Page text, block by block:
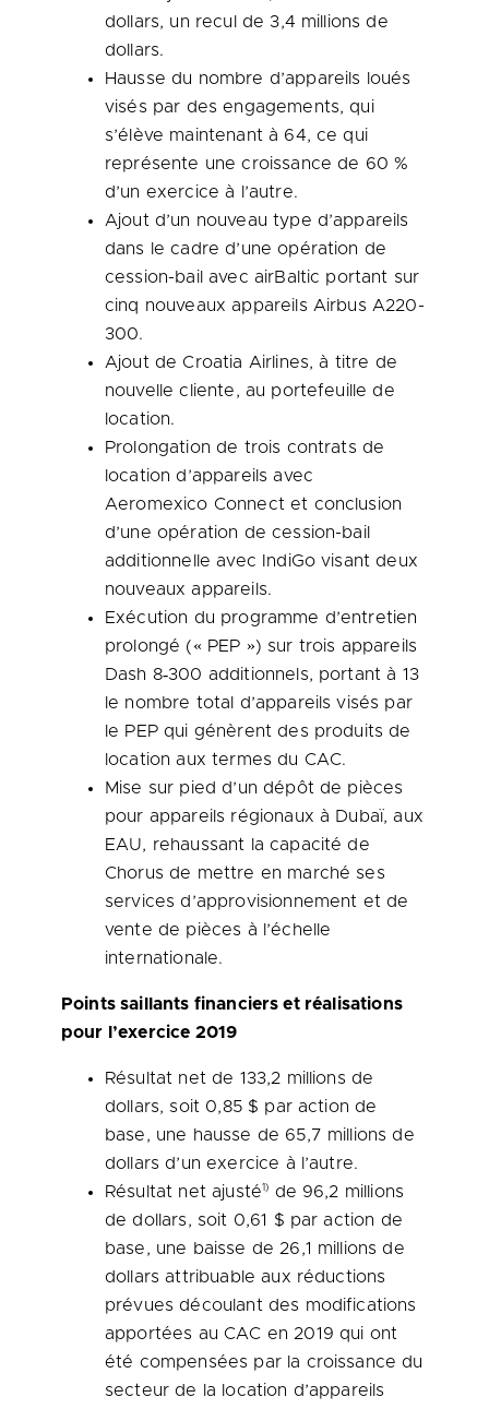
dollars, un recul de 3,4 millions de
dollars.
Hausse du nombre d’appareils loués
visés par des engagements, qui
s’élève maintenant à 64, ce qui
représente une croissance de 60 %
d’un exercice à l’autre.
Ajout d’un nouveau type d’appareils
dans le cadre d’une opération de
cession-bail avec airBaltic portant sur
cinq nouveaux appareils Airbus A220-
300.
Ajout de Croatia Airlines, à titre de
nouvelle cliente, au portefeuille de
location.
Prolongation de trois contrats de
location d’appareils avec
Aeromexico Connect et conclusion
d’une opération de cession-bail
additionnelle avec IndiGo visant deux
nouveaux appareils.
Exécution du programme d’entretien
prolongé (« PEP ») sur trois appareils
Dash 8‑300 additionnels, portant à 13
le nombre total d’appareils visés par
le PEP qui génèrent des produits de
location aux termes du CAC.
Mise sur pied d’un dépôt de pièces
pour appareils régionaux à Dubaï, aux
EAU, rehaussant la capacité de
Chorus de mettre en marché ses
services d’approvisionnement et de
vente de pièces à l’échelle
internationale.
Points saillants financiers et réalisations
pour l’exercice 2019
Résultat net de 133,2 millions de
dollars, soit 0,85 $ par action de
base, une hausse de 65,7 millions de
dollars d’un exercice à l’autre.
Résultat net ajusté1) de 96,2 millions
de dollars, soit 0,61 $ par action de
base, une baisse de 26,1 millions de
dollars attribuable aux réductions
prévues découlant des modifications
apportées au CAC en 2019 qui ont
été compensées par la croissance du
secteur de la location d’appareils